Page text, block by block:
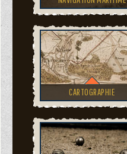
CARTOGRAPHIE